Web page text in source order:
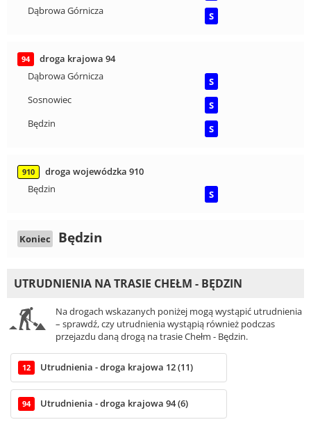
Dąbrowa Górnicza
S
94
droga krajowa 94
Dąbrowa Górnicza
S
Sosnowiec
S
Będzin
S
910
droga wojewódzka 910
Będzin
S
Koniec Będzin
UTRUDNIENIA NA TRASIE CHEŁM - BĘDZIN
Na drogach wskazanych poniżej mogą wystąpić utrudnienia
– sprawdź, czy utrudnienia wystąpią również podczas
przejazdu daną drogą na trasie Chełm - Będzin.
12 Utrudnienia - droga krajowa 12 (11)
94 Utrudnienia - droga krajowa 94 (6)